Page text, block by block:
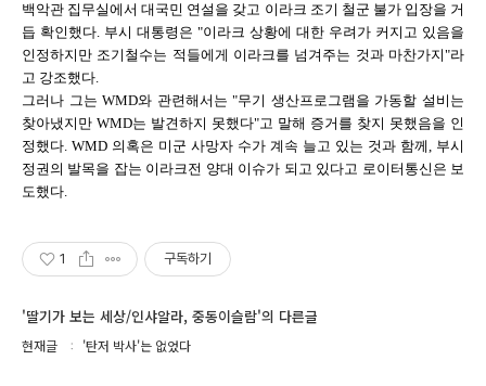
백악관 집무실에서 대국민 연설을 갖고 이라크 조기 철군 불가 입장을 거
듭 확인했다. 부시 대통령은 "이라크 상황에 대한 우려가 커지고 있음을
인정하지만 조기철수는 적들에게 이라크를 넘겨주는 것과 마찬가지"라
고 강조했다.
그러나 그는 WMD와 관련해서는 "무기 생산프로그램을 가동할 설비는
찾아냈지만 WMD는 발견하지 못했다"고 말해 증거를 찾지 못했음을 인
정했다. WMD 의혹은 미군 사망자 수가 계속 늘고 있는 것과 함께, 부시
정권의 발목을 잡는 이라크전 양대 이슈가 되고 있다고 로이터통신은 보
도했다.
1 구독하기
'딸기가 보는 세상/인샤알라, 중동이슬람'의 다른글
현재글 '탄저 박사'는 없었다